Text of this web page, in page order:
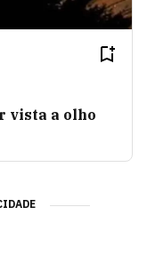
vista a olho